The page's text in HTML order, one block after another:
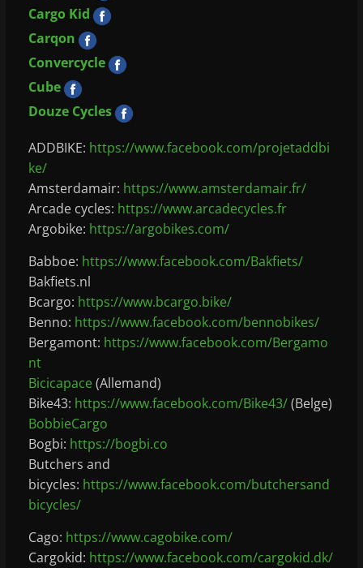
Cargo Kid
Carqon
Convercycle
Cube
Douze Cycles
ADDBIKE: https://www.facebook.com/projetaddbi
ke/
Amsterdamair: https://www.amsterdamair.fr/
Arcade cycles: https://www.arcadecycles.fr
Argobike: https://argobikes.com/
Babboe: https://www.facebook.com/Bakfiets/
Bakfiets.nl
Bcargo: https://www.bcargo.bike/
Benno: https://www.facebook.com/bennobikes/
Bergamont: https://www.facebook.com/Bergamo
nt
Bicicapace(Allemand)
Bike43: https://www.facebook.com/Bike43/(Belge)
BobbieCargo
Bogbi: https://bogbi.co
Butchers and
bicycles: https://www.facebook.com/butchersand
bicycles/
Cago: https://www.cagobike.com/
Cargokid: https://www.facebook.com/cargokid.dk/